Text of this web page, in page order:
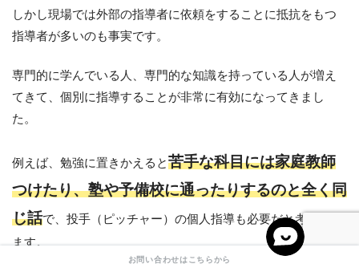
しかし現場では外部の指導者に依頼をすることに抵抗をもつ
指導者が多いのも事実です。
専門的に学んでいる人、専門的な知識を持っている人が増え
てきて、個別に指導することが非常に有効になってきまし
た。
例えば、勉強に置きかえると苦手な科目には家庭教師
つけたり、塾や予備校に通ったりするのと全く同
じ話で、投手（ピッチャー）の個人指導も必要だと考えられ
ます。
お問い合わせはこちらから